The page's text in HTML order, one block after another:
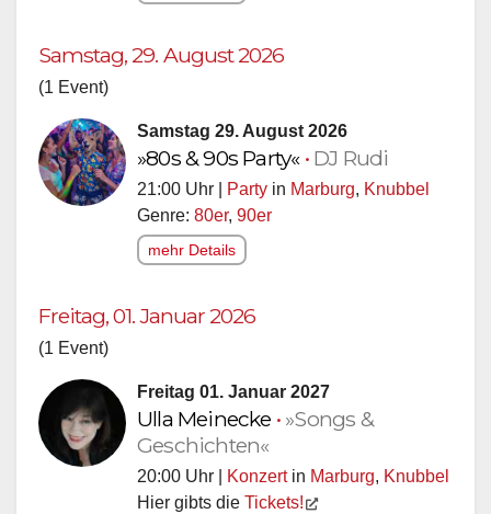
Samstag, 29. August 2026
(1 Event)
Samstag 29. August 2026
»80s & 90s Party« • DJ Rudi
21:00 Uhr | Party in Marburg, Knubbel
Genre: 80er, 90er
mehr Details
Freitag, 01. Januar 2026
(1 Event)
Freitag 01. Januar 2027
Ulla Meinecke • »Songs &
Geschichten«
20:00 Uhr | Konzertin Marburg, Knubbel
Hier gibts die Tickets!